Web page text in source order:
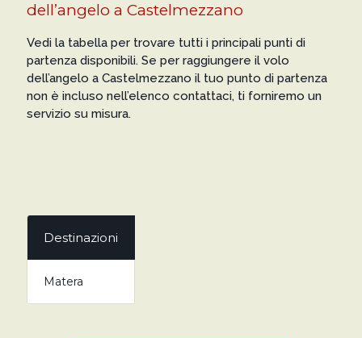
dell’angelo a Castelmezzano
Vedi la tabella per trovare tutti i principali punti di
partenza disponibili. Se per raggiungere il volo
dell’angelo a Castelmezzano il tuo punto di partenza
non è incluso nell’elenco contattaci, ti forniremo un
servizio su misura.
Destinazioni
Matera